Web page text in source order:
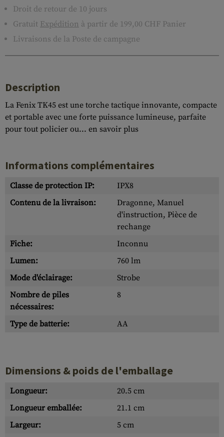
Droit de retour de 10 jours
Gratuit Expédition à partir de 199,00 CHF Panier
Livraisons de la Poste de campagne
Description
La Fenix TK45 est une torche tactique innovante, compacte
et portable avec une forte puissance lumineuse, parfaite
pour tout policier ou... en savoir plus
Informations complémentaires
Classe de protection IP:
IPX8
Contenu de la livraison:
Dragonne, Manuel
d'instruction, Pièce de
rechange
Fiche:
Inconnu
Lumen:
760 lm
Mode d'éclairage:
Strobe
Nombre de piles
nécessaires:
8
Type de batterie: AA
Dimensions & poids de l'emballage
Longueur:
20.5 cm
Longueur emballée:
21.1 cm
Largeur:
5 cm